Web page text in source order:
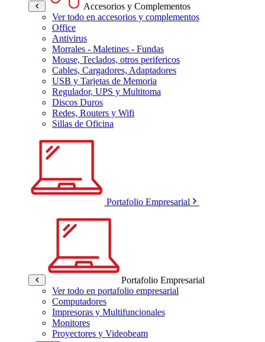
Accesorios y Complementos
Ver todo en accesorios y complementos
Office
Antivirus
Morrales - Maletines - Fundas
Mouse, Teclados, otros perifericos
Cables, Cargadores, Adaptadores
USB y Tarjetas de Memoria
Regulador, UPS y Multitoma
Discos Duros
Redes, Routers y Wifi
Sillas de Oficina
Portafolio Empresarial
Portafolio Empresarial
Ver todo en portafolio empresarial
Computadores
Impresoras y Multifuncionales
Monitores
Proyectores y Videobeam